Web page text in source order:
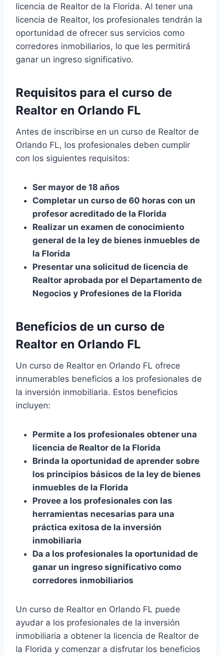
licencia de Realtor de la Florida. Al tener una
licencia de Realtor, los profesionales tendrán la
oportunidad de ofrecer sus servicios como
corredores inmobiliarios, lo que les permitirá
ganar un ingreso significativo.
Requisitos para el curso de
Realtor en Orlando FL
Antes de inscribirse en un curso de Realtor de
Orlando FL, los profesionales deben cumplir
con los siguientes requisitos:
Ser mayor de 18 años
Completar un curso de 60 horas con un
profesor acreditado de la Florida
Realizar un examen de conocimiento
general de la ley de bienes inmuebles de
la Florida
Presentar una solicitud de licencia de
Realtor aprobada por el Departamento de
Negocios y Profesiones de la Florida
Beneficios de un curso de
Realtor en Orlando FL
Un curso de Realtor en Orlando FL ofrece
innumerables beneficios a los profesionales de
la inversión inmobiliaria. Estos beneficios
incluyen:
Permite a los profesionales obtener una
licencia de Realtor de la Florida
Brinda la oportunidad de aprender sobre
los principios básicos de la ley de bienes
inmuebles de la Florida
Provee a los profesionales con las
herramientas necesarias para una
práctica exitosa de la inversión
inmobiliaria
Da a los profesionales la oportunidad de
ganar un ingreso significativo como
corredores inmobiliarios
Un curso de Realtor en Orlando FL puede
ayudar a los profesionales de la inversión
inmobiliaria a obtener la licencia de Realtor de
la Florida y comenzar a disfrutar los beneficios